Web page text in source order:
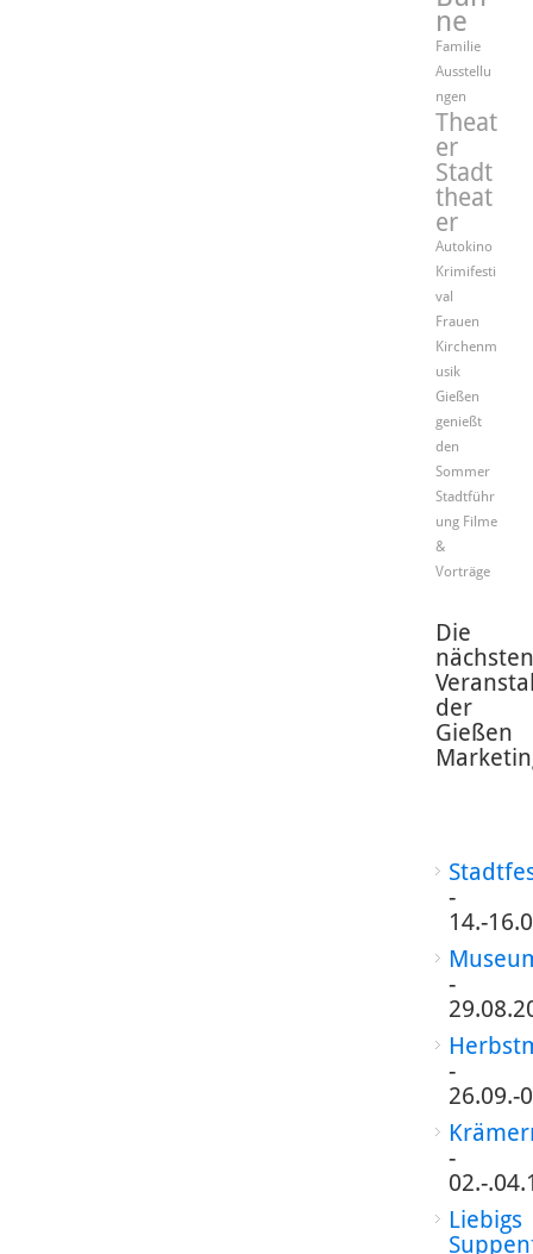
ne
Familie
Ausstellu
ngen
Theat
er
Stadt
theat
er
Autokino
Krimifesti
val
Frauen
Kirchenm
usik
Gießen
genießt
den
Sommer
Stadtführ
ung Filme
&
Vorträge
Die
nächsten
der
Gießen
-
14.-
-
-
26.09.-
-
02.-
Liebigs